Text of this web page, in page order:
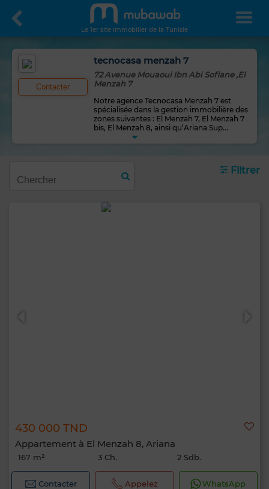
Le 1er site immobilier de la Tunisie
Contacter
tecnocasa menzah 7
72 Avenue Mouaoui Ibn Abi Sofiane ,El
Menzah 7
Notre agence Tecnocasa Menzah 7 est
spécialisée dans la gestion immobilière des
zones suivantes : El Menzah 7, El Menzah 7
bis, El Menzah 8, ainsi qu’Ariana Sup...
Filtrer
430 000 TND
Appartement à El Menzah 8, Ariana
167 m² 3 Ch. 2 Sdb.
Contacter Appelez WhatsApp